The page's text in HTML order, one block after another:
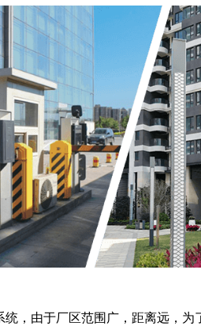
，由于厂区范围广，距离远，为